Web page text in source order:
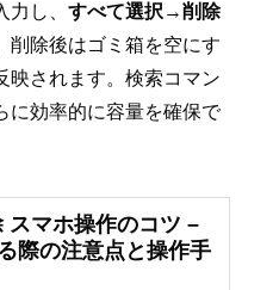
し、 すべて選択→削除
削除後はゴミ箱を空にす
映されます。検索コマン
に効率的に容量を確保で
マホ操作のコツ –
際の注意点と操作手